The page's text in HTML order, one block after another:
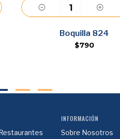
Agregar
Boquilla 824
$790
INFORMACIÓN
Sobre Nosotros